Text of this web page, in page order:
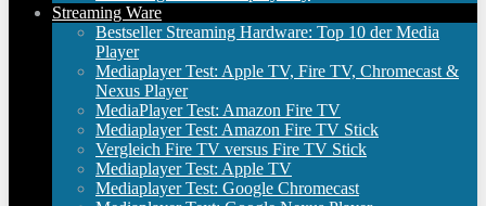
Streaming Ware
Bestseller Streaming Hardware: Top 10 der Media
Player
Mediaplayer Test: Apple TV, Fire TV, Chromecast &
Nexus Player
MediaPlayer Test: Amazon Fire TV
Mediaplayer Test: Amazon Fire TV Stick
Vergleich Fire TV versus Fire TV Stick
Mediaplayer Test: Apple TV
Mediaplayer Test: Google Chromecast